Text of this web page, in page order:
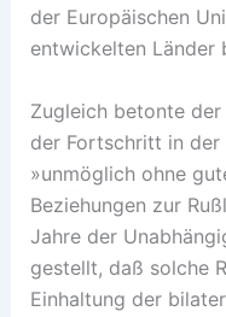
der Europäischen
entwickelten Länder
Zugleich betonte
der Fortschritt in der
»unmöglich ohne
Beziehungen zur
Jahre der
gestellt, daß solche
Einhaltung der